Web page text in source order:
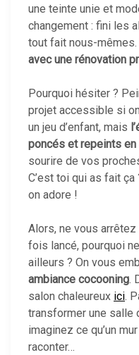
une teinte unie et
changement : fini les
tout fait nous-mêmes.
avec une rénovation
Pourquoi hésiter ?
projet accessible si
un jeu d’enfant, mais
poncés et repeints en
sourire de vos
C’est toi qui as fait
on adore !
Alors, ne vous arrêtez
fois lancé, pourquoi
ailleurs ? On vous
ambiance cocooning.
salon chaleureux ici.
transformer une salle
imaginez ce qu’un
raconter…